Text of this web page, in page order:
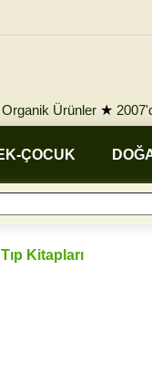
Organik Ürünler ★
ÇOCUK
Kitapları